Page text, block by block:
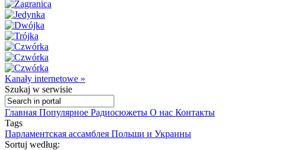
Kanały internetowe »
Szukaj w serwisie
Главная Популярное Радиосюжеты О нас Контакты
Tags
Парламентская ассамблея Польши и Украины
Sortuj według: